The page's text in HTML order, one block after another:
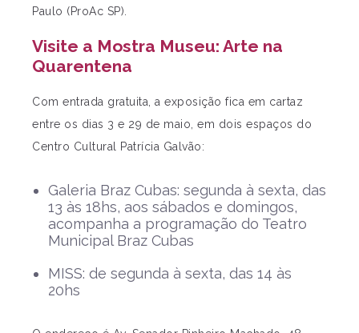
Paulo (ProAc SP).
Visite a Mostra Museu: Arte na
Quarentena
Com entrada gratuita, a exposição fica em cartaz
entre os dias 3 e 29 de maio, em dois espaços do
Centro Cultural Patrícia Galvão:
Galeria Braz Cubas: segunda à sexta, das
13 às 18hs, aos sábados e domingos,
acompanha a programação do Teatro
Municipal Braz Cubas
MISS: de segunda à sexta, das 14 às
20hs